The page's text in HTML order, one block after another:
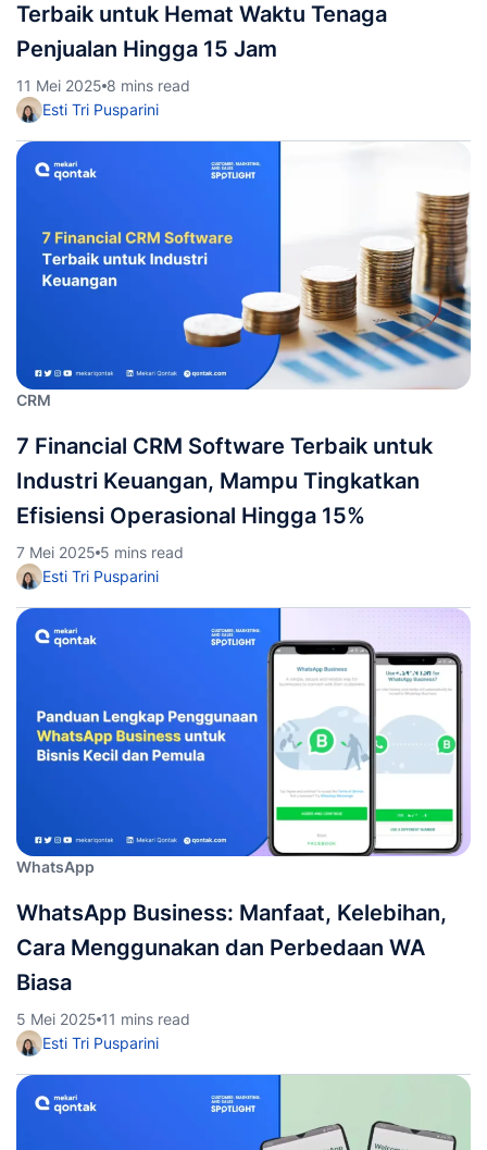
Terbaik untuk Hemat Waktu Tenaga
Penjualan Hingga 15 Jam
11 Mei 2025 8 mins read
Esti Tri Pusparini
CRM
7 Financial CRM Software Terbaik untuk
Industri Keuangan, Mampu Tingkatkan
Efisiensi Operasional Hingga 15%
7 Mei 2025 5 mins read
Esti Tri Pusparini
WhatsApp
WhatsApp Business: Manfaat, Kelebihan,
Cara Menggunakan dan Perbedaan WA
Biasa
5 Mei 2025 11 mins read
Esti Tri Pusparini